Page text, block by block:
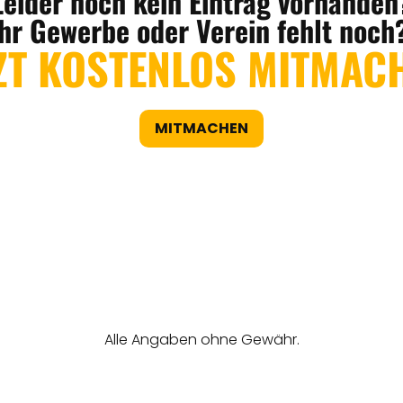
Gewerbe oder Verein fehlt
KOSTENLOS
MITMACHEN